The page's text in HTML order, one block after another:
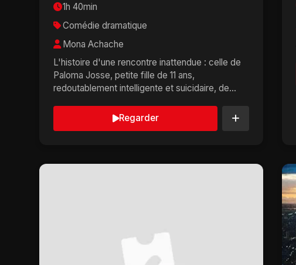
1h 40min
Comédie dramatique
Mona Achache
L'histoire d'une rencontre inattendue : celle de
Paloma Josse, petite fille de 11 ans,
redoutablement intelligente et suicidaire, de
Regarder